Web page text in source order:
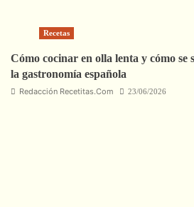
Recetas
Cómo cocinar en olla lenta y cómo se
la gastronomía española
Redacción Recetitas.Com 23/06/2026